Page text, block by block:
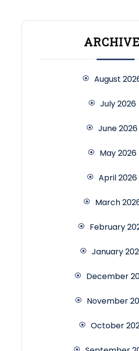
August
July 2026
June 2026
May 2026
April 2026
March
February
January
December
November
October